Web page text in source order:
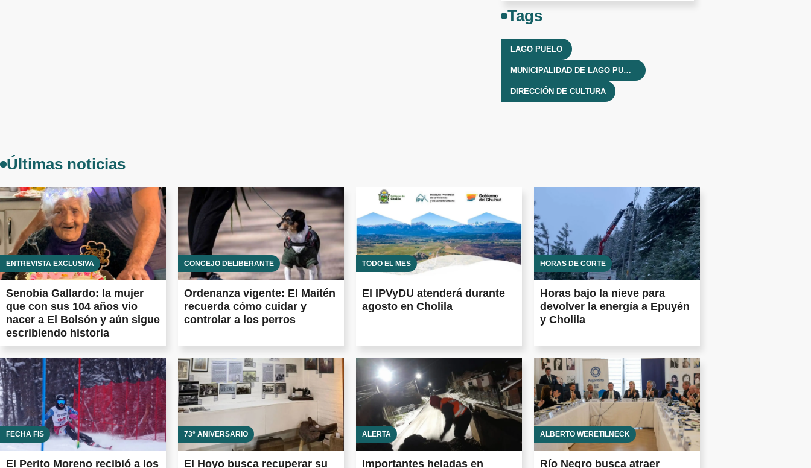
Tags
LAGO PUELO
MUNICIPALIDAD DE LAGO PUELO
DIRECCIÓN DE CULTURA
Últimas noticias
ENTREVISTA EXCLUSIVA
Senobia Gallardo: la mujer
que con sus 104 años vio
nacer a El Bolsón y aún sigue
escribiendo historia
CONCEJO DELIBERANTE
Ordenanza vigente: El Maitén
recuerda cómo cuidar y
controlar a los perros
TODO EL MES
El IPVyDU atenderá durante
agosto en Cholila
HORAS DE CORTE
Horas bajo la nieve para
devolver la energía a Epuyén
y Cholila
FECHA FIS
El Perito Moreno recibió a los
73° ANIVERSARIO
El Hoyo busca recuperar su
ALERTA
Importantes heladas en
ALBERTO WERETILNECK
Río Negro busca atraer